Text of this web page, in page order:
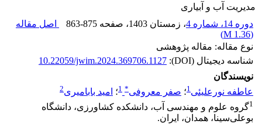
مدیریت آب و آبیاری
دوره 14، شماره 4
، زمستان 1403 ، صفحه 863-875
اصل مقاله
(
1.36 M
)
نوع مقاله: مقاله پژوهشی
شناسه دیجیتال (DOI):
10.22059/jwim.2024.369706.1127
نویسندگان
عاطفه نورعلیئی1؛ صفر معروفی*
1؛ امید بابامیری2
1گروه علوم و مهندسی آب، دانشکده کشاورزی، دانشگاه
بوعلی‌سینا، همدان، ایران.